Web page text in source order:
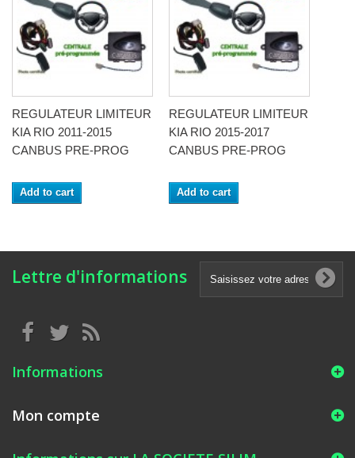
REGULATEUR LIMITEUR
KIA RIO 2011-2015
CANBUS PRE-PROG
Add to cart
REGULATEUR LIMITEUR
KIA RIO 2015-2017
CANBUS PRE-PROG
Add to cart
Lettre d'informations
Informations
Mon compte